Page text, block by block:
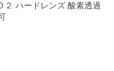
ハードレンズ 酸素透過